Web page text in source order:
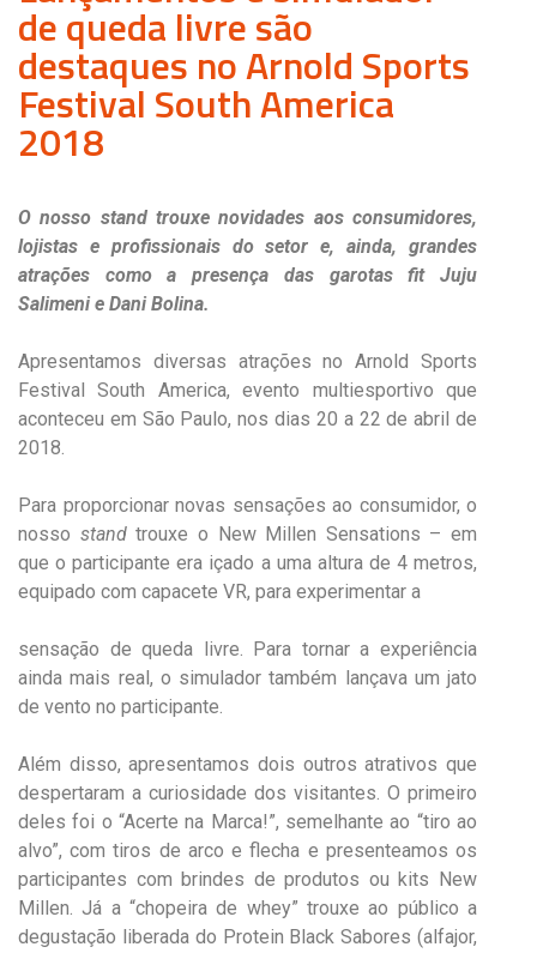
de queda livre são
destaques no Arnold Sports
Festival South America
2018
O nosso stand trouxe novidades aos consumidores,
lojistas e profissionais do setor e, ainda, grandes
atrações como a presença das garotas fit Juju
Salimeni e Dani Bolina.
Apresentamos diversas atrações no Arnold Sports
Festival South America, evento multiesportivo que
aconteceu em São Paulo, nos dias 20 a 22 de abril de
2018.
Para proporcionar novas sensações ao consumidor, o
nosso standtrouxe o New Millen Sensations – em
que o participante era içado a uma altura de 4 metros,
equipado com capacete VR, para experimentar a
sensação de queda livre. Para tornar a experiência
ainda mais real, o simulador também lançava um jato
de vento no participante.
Além disso, apresentamos dois outros atrativos que
despertaram a curiosidade dos visitantes. O primeiro
deles foi o “Acerte na Marca!”, semelhante ao “tiro ao
alvo”, com tiros de arco e flecha e presenteamos os
participantes com brindes de produtos ou kits New
Millen. Já a “chopeira de whey” trouxe ao público a
degustação liberada do Protein Black Sabores (alfajor,